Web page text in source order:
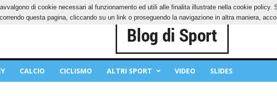
CONTATTI COOKIES PRIVACY POLICY
CALCIO CICLISMO ALTRI SPORT VIDEO SLIDES
di cookie necessari al funzionamento ed utili alle finalita illustrate nella cookie
questa pagina, cliccando su un link o proseguendo la navigazione in altra maniera,